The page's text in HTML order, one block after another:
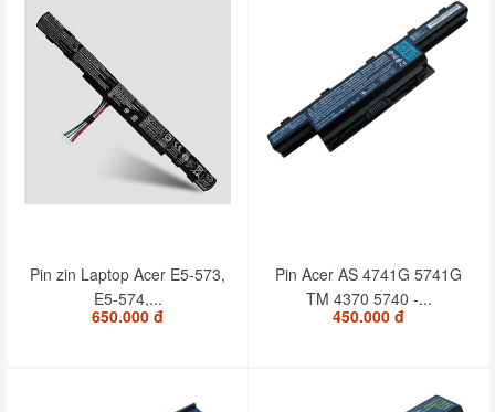
Pin zin Laptop Acer E5-573,
E5-574,...
650.000 đ
Pin Acer AS 4741G 5741G
TM 4370 5740 -...
450.000 đ